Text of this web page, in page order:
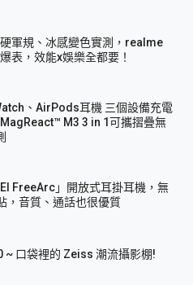
軍規、冰感變色實測，realme
表，效能x娛樂全都要！
、AirPods耳機 三個設備充電
M3 3 in 1可攜摺疊無
FreeArc」開放式耳掛耳機，無
，音質、通話也很優質
~ 口袋裡的 Zeiss 潮流攝影棚!